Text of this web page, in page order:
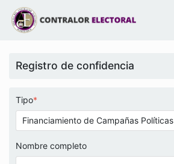
Registro de confidencia
Tipo*
Financiamiento de Campañas Políticas
Nombre completo